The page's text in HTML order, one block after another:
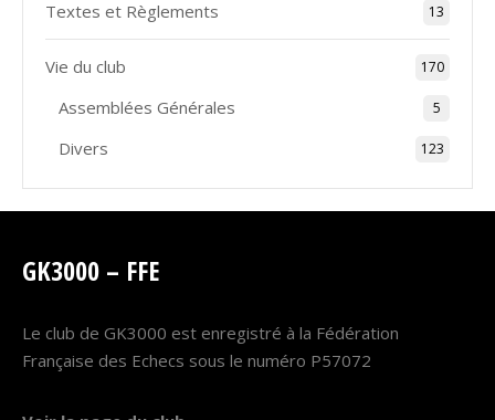
Textes et Règlements 13
Vie du club 170
Assemblées Générales 5
Divers 123
GK3000 – FFE
Le club de GK3000 est enregistré à la Fédération
Française des Echecs sous le numéro P57072